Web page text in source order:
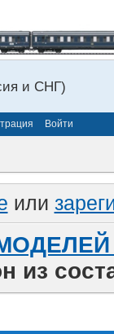
и СНГ)
Войти
или
из